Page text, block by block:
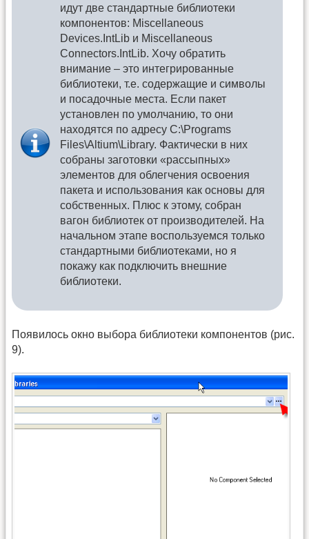
идут две стандартные библиотеки
компонентов: Miscellaneous
Devices.IntLib и Miscellaneous
Connectors.IntLib. Хочу обратить
внимание – это интегрированные
библиотеки, т.е. содержащие и символы
и посадочные места. Если пакет
установлен по умолчанию, то они
находятся по адресу C:\Programs
Files\Altium\Library. Фактически в них
собраны заготовки «рассыпных»
элементов для облегчения освоения
пакета и использования как основы для
собственных. Плюс к этому, собран
вагон библиотек от производителей. На
начальном этапе воспользуемся только
стандартными библиотеками, но я
покажу как подключить внешние
библиотеки.
Появилось окно выбора библиотеки компонентов (рис.
9).